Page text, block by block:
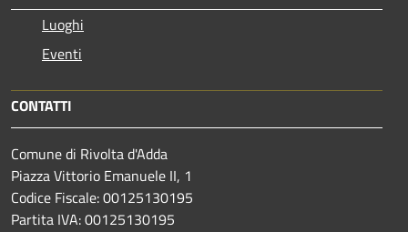
Luoghi
Eventi
CONTATTI
Comune di Rivolta d'Adda
Piazza Vittorio Emanuele II, 1
Codice Fiscale: 00125130195
Partita IVA: 00125130195